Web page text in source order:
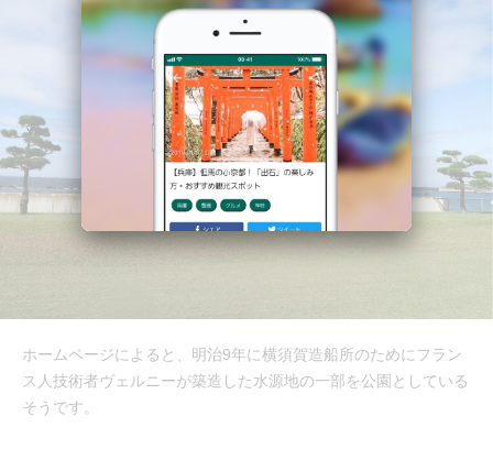
ホームページによると、明治9年に横須賀造船所のためにフラン
ス人技術者ヴェルニーが築造した水源地の一部を公園としている
そうです。